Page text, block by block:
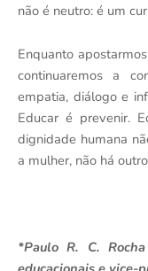
não é neutro: é um
Enquanto
continuaremos a
empatia, diálogo e
Educar é prevenir.
dignidade humana
a mulher, não há
*Paulo R. C.